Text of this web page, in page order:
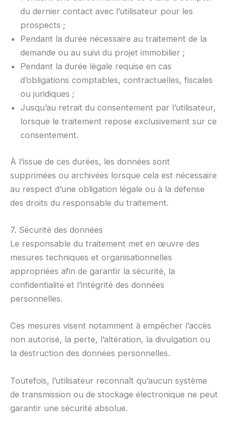
du dernier contact avec l’utilisateur pour les
prospects ;
Pendant la durée nécessaire au traitement de la
demande ou au suivi du projet immobilier ;
Pendant la durée légale requise en cas
d’obligations comptables, contractuelles, fiscales
ou juridiques ;
Jusqu’au retrait du consentement par l’utilisateur,
lorsque le traitement repose exclusivement sur ce
consentement.
À l’issue de ces durées, les données sont
supprimées ou archivées lorsque cela est nécessaire
au respect d’une obligation légale ou à la défense
des droits du responsable du traitement.
7. Sécurité des données
Le responsable du traitement met en œuvre des
mesures techniques et organisationnelles
appropriées afin de garantir la sécurité, la
confidentialité et l’intégrité des données
personnelles.
Ces mesures visent notamment à empêcher l’accès
non autorisé, la perte, l’altération, la divulgation ou
la destruction des données personnelles.
Toutefois, l’utilisateur reconnaît qu’aucun système
de transmission ou de stockage électronique ne peut
garantir une sécurité absolue.